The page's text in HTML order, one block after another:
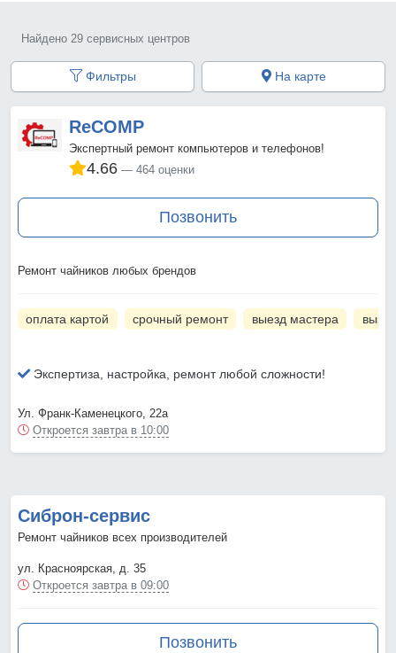
Найдено 29 сервисных центров
Фильтры На карте
ReCOMP
Экспертный ремонт компьютеров и телефонов!
4.66 464 оценки
Позвонить
Ремонт чайников любых брендов
оплата картой срочный ремонт выезд мастера
Экспертиза, настройка, ремонт любой сложности!
Ул. Франк-Каменецкого, 22а
Откроется завтра в 10:00
Сиброн-сервис
Ремонт чайников всех производителей
ул. Красноярская, д. 35
Откроется завтра в 09:00
Позвонить